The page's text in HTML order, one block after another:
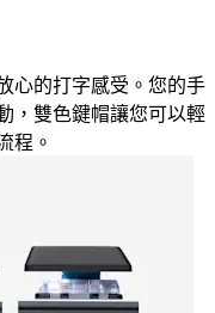
心的打字感受。您的手
，雙色鍵帽讓您可以輕
程。